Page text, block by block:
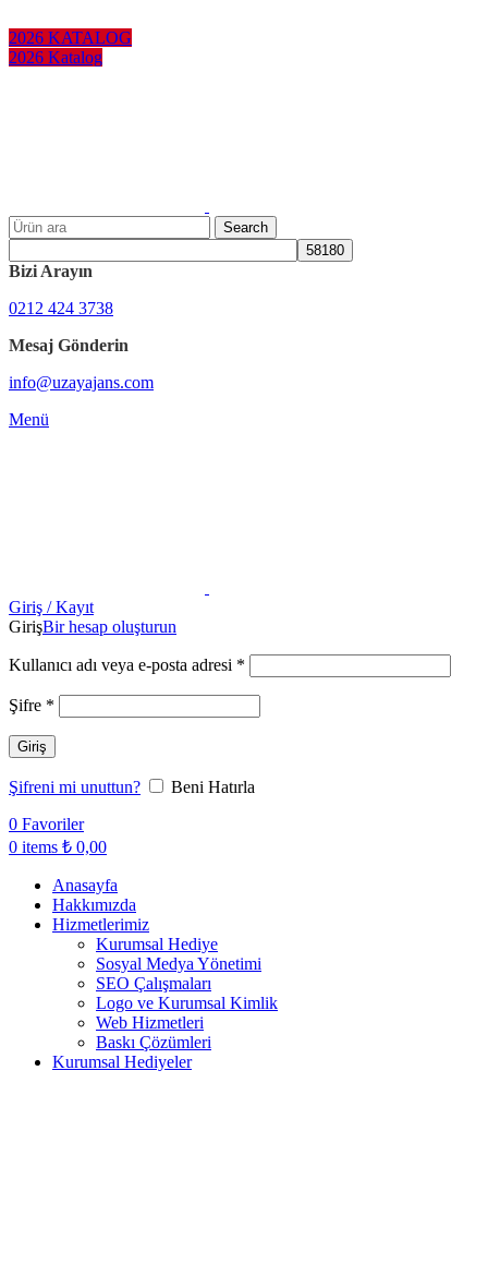
2026 KATALOG
2026 Katalog
Search
Bizi Arayın
0212 424 3738
Mesaj Gönderin
info@uzayajans.com
Menü
Giriş / Kayıt
GirişBir hesap oluşturun
Kullanıcı adı veya e-posta adresi *
Şifre *
Giriş
Şifreni mi unuttun?
Beni Hatırla
0 Favoriler
0 items ₺ 0,00
Anasayfa
Hakkımızda
Hizmetlerimiz
Kurumsal Hediye
Sosyal Medya Yönetimi
SEO Çalışmaları
Logo ve Kurumsal Kimlik
Web Hizmetleri
Baskı Çözümleri
Kurumsal Hediyeler